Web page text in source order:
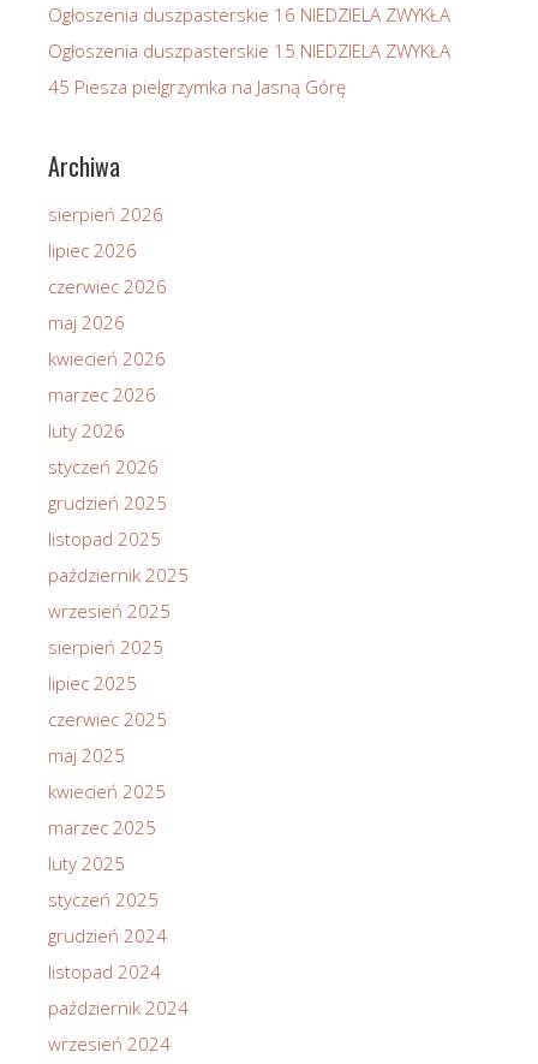
Ogłoszenia duszpasterskie 16 NIEDZIELA ZWYKŁA
Ogłoszenia duszpasterskie 15 NIEDZIELA ZWYKŁA
45 Piesza pielgrzymka na Jasną Górę
Archiwa
sierpień 2026
lipiec 2026
czerwiec 2026
maj 2026
kwiecień 2026
marzec 2026
luty 2026
styczeń 2026
grudzień 2025
listopad 2025
październik 2025
wrzesień 2025
sierpień 2025
lipiec 2025
czerwiec 2025
maj 2025
kwiecień 2025
marzec 2025
luty 2025
styczeń 2025
grudzień 2024
listopad 2024
październik 2024
wrzesień 2024